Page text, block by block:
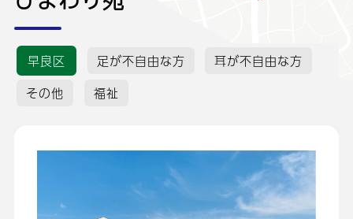
早良区 足が不自由な方
耳が不自由な方
その他
福祉